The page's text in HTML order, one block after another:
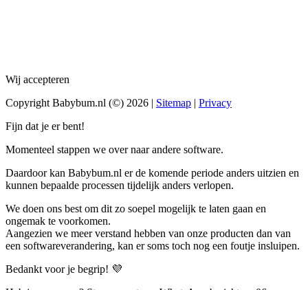
Wij accepteren
Copyright Babybum.nl (©) 2026 | Sitemap | Privacy
Fijn dat je er bent!
Momenteel stappen we over naar andere software.
Daardoor kan Babybum.nl er de komende periode anders uitzien en
kunnen bepaalde processen tijdelijk anders verlopen.
We doen ons best om dit zo soepel mogelijk te laten gaan en
ongemak te voorkomen.
Aangezien we meer verstand hebben van onze producten dan van
een softwareverandering, kan er soms toch nog een foutje insluipen.
Bedankt voor je begrip! 💜